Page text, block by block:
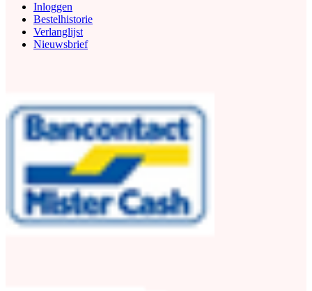
Inloggen
Bestelhistorie
Verlanglijst
Nieuwsbrief